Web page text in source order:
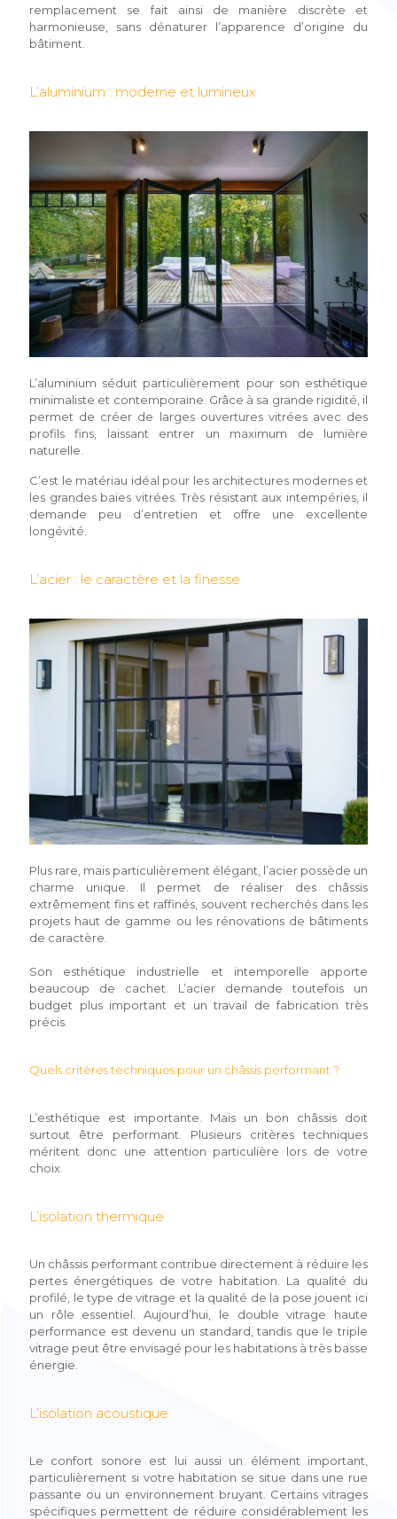
remplacement se fait ainsi de manière discrète et
harmonieuse, sans dénaturer l’apparence d’origine du
bâtiment.
L’aluminium : moderne et lumineux
L’aluminium séduit particulièrement pour son esthétique
minimaliste et contemporaine. Grâce à sa grande rigidité, il
permet de créer de larges ouvertures vitrées avec des
profils fins, laissant entrer un maximum de lumière
naturelle.
C’est le matériau idéal pour les architectures modernes et
les grandes baies vitrées. Très résistant aux intempéries, il
demande peu d’entretien et offre une excellente
longévité.
L’acier : le caractère et la finesse
Plus rare, mais particulièrement élégant, l’acier possède un
charme unique. Il permet de réaliser des châssis
extrêmement fins et raffinés, souvent recherchés dans les
projets haut de gamme ou les rénovations de bâtiments
de caractère.
Son esthétique industrielle et intemporelle apporte
beaucoup de cachet. L’acier demande toutefois un
budget plus important et un travail de fabrication très
précis.
Quels critères techniques pour un châssis performant ?
L’esthétique est importante. Mais un bon châssis doit
surtout être performant. Plusieurs critères techniques
méritent donc une attention particulière lors de votre
choix.
L’isolation thermique
Un châssis performant contribue directement à réduire les
pertes énergétiques de votre habitation. La qualité du
profilé, le type de vitrage et la qualité de la pose jouent ici
un rôle essentiel. Aujourd’hui, le double vitrage haute
performance est devenu un standard, tandis que le triple
vitrage peut être envisagé pour les habitations à très basse
énergie.
L’isolation acoustique
Le confort sonore est lui aussi un élément important,
particulièrement si votre habitation se situe dans une rue
passante ou un environnement bruyant. Certains vitrages
spécifiques permettent de réduire considérablement les